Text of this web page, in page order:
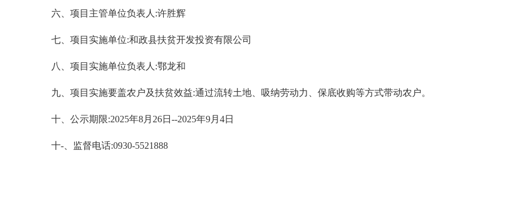
六、项目主管单位负表人:许胜辉
七、项目实施单位:和政县扶贫开发投资有限公司
八、项目实施单位负表人:鄂龙和
九、项目实施要盖农户及扶贫效益:通过流转土地、吸纳劳动力、保底收购等方式带动农户。
十、公示期限:2025年8月26日--2025年9月4日
十-、监督电话:0930-5521888